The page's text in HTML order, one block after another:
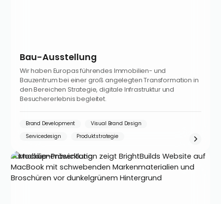
Bau-Ausstellung
Wir haben Europas führendes Immobilien- und
Bauzentrum bei einer groß angelegten Transformation in
den Bereichen Strategie, digitale Infrastruktur und
Besuchererlebnis begleitet.
Brand Development
Visual Brand Design
Servicedesign
Produktstrategie
Immobilienentwicklung